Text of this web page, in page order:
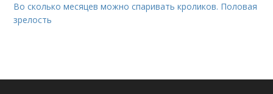
Во сколько месяцев можно спаривать кроликов. Половая
зрелость